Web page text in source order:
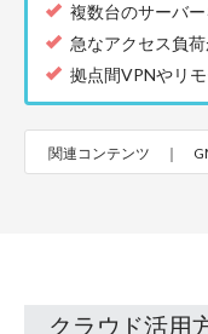
複数台のサーバ
急なアクセス負
拠点間VPNやリ
関連コンテンツ ｜
クラウド活用